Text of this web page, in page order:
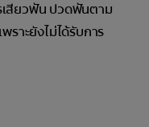
สียวฟัน ปวดฟันตาม
ราะยังไม่ได้รับการ